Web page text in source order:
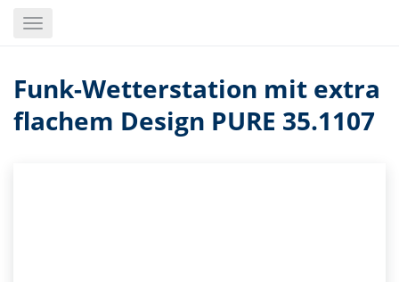
Toggle
Funk-Wetterstation mit extra
flachem Design PURE 35.1107